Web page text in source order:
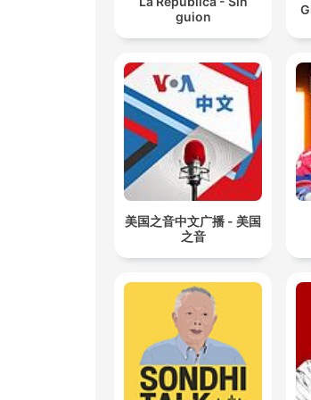
guion
美国之音中文广播 - 美国
之音